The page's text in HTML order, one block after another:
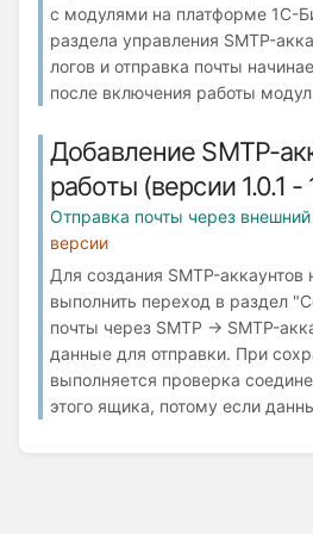
с модулями на платформе 1С-
раздела управления SMTP-
логов и отправка почты
после включения работы
Добавление SMTP-
работы (версии 1.0.1 -
Отправка почты через внешний
версии
Для создания SMTP-аккаунтов
выполнить переход в раздел
почты через SMTP → SMTP-
данные для отправки. При
выполняется проверка
этого ящика, потому если